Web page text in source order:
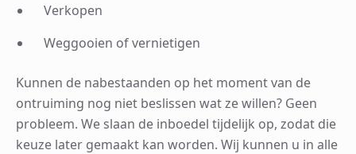
Verkopen
Weggooien of vernietigen
Kunnen de nabestaanden op het moment van de
ontruiming nog niet beslissen wat ze willen? Geen
probleem. We slaan de inboedel tijdelijk op, zodat die
keuze later gemaakt kan worden. Wij kunnen u in alle